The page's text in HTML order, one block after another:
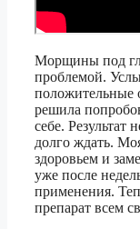
Морщины под
проблемой.
положительные
решила
себе. Результат
долго ждать.
здоровьем и
уже после
применения.
препарат всем